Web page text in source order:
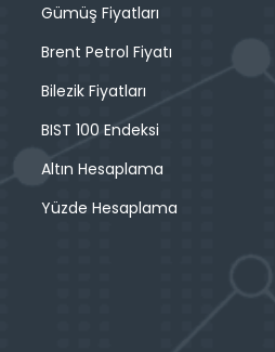
Gümüş Fiyatları
Brent Petrol Fiyatı
Bilezik Fiyatları
BIST 100 Endeksi
Altın Hesaplama
Yüzde Hesaplama